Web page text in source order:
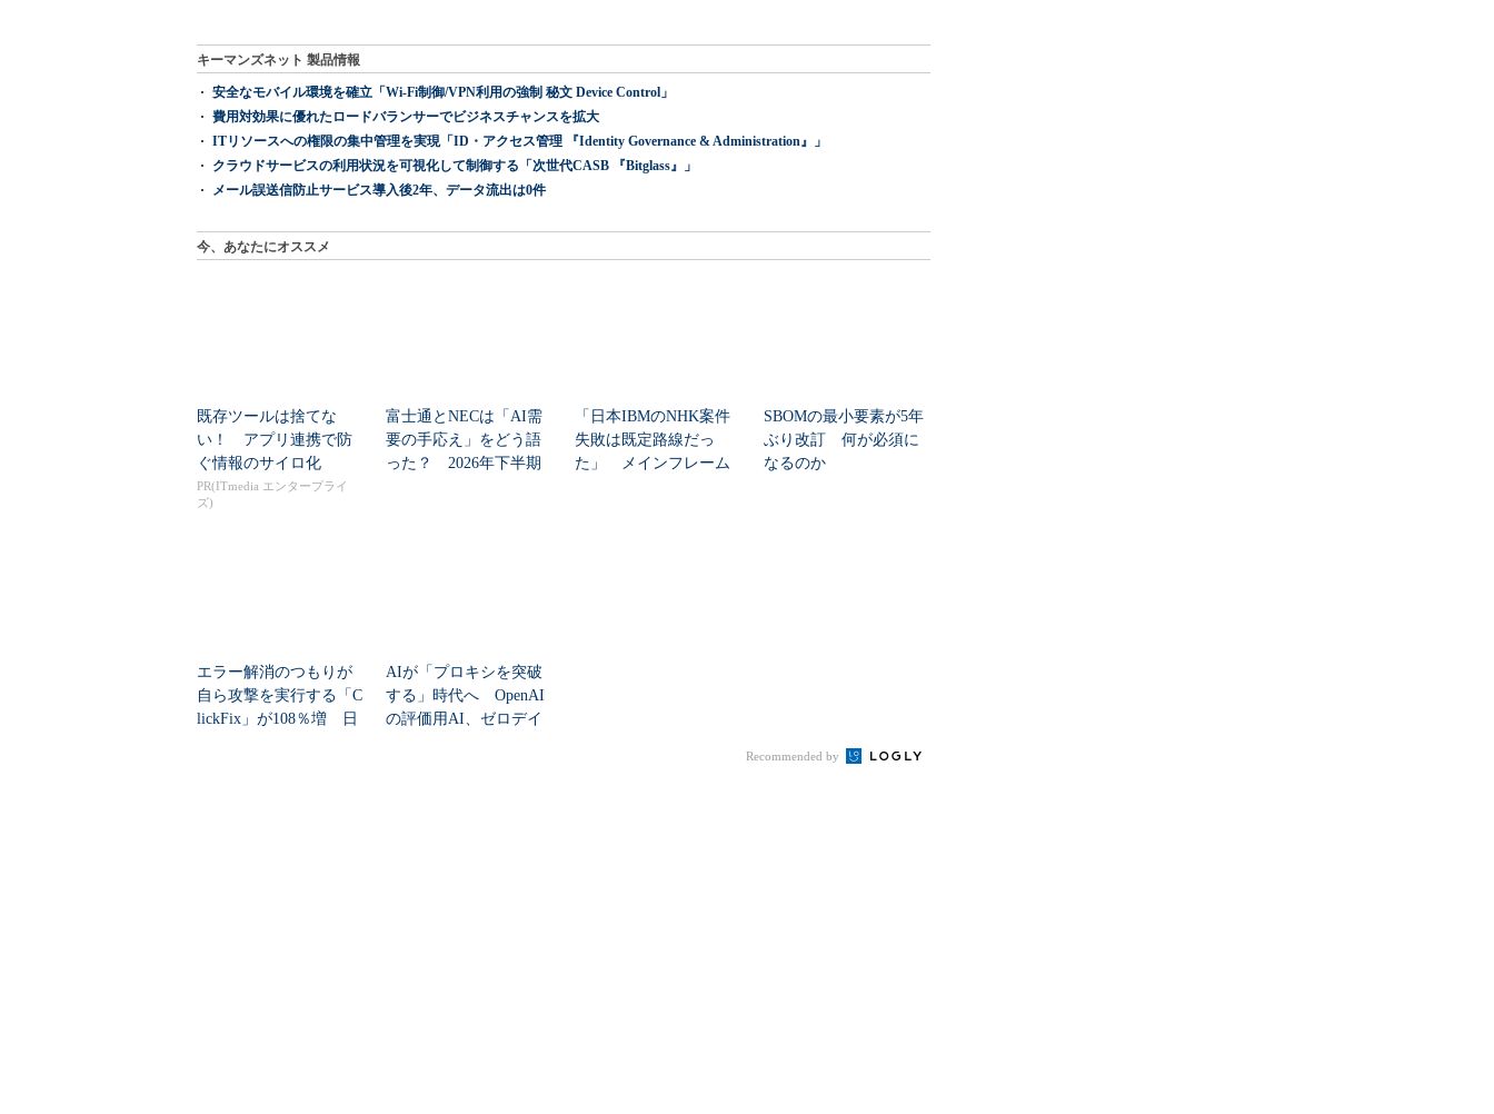
キーマンズネット 製品情報
安全なモバイル環境を確立「Wi-Fi制御/VPN利用の強制 秘文 Device Control」
費用対効果に優れたロードバランサーでビジネスチャンスを拡大
ITリソースへの権限の集中管理を実現「ID・アクセス管理 『Identity Governance & Administration』」
クラウドサービスの利用状況を可視化して制御する「次世代CASB 『Bitglass』」
メール誤送信防止サービス導入後2年、データ流出は0件
今、あなたにオススメ
既存ツールは捨てな
い！ アプリ連携で防
ぐ情報のサイロ化
PR(ITmedia エンタープライ
ズ)
富士通とNECは「AI需
要の手応え」をどう語
った？ 2026年下半期
「日本IBMのNHK案件
失敗は既定路線だっ
た」 メインフレーム
SBOMの最小要素が5年
ぶり改訂 何が必須に
なるのか
エラー解消のつもりが
自ら攻撃を実行する「C
lickFix」が108％増 日
AIが「プロキシを突破
する」時代へ OpenAI
の評価用AI、ゼロデイ
Recommended by